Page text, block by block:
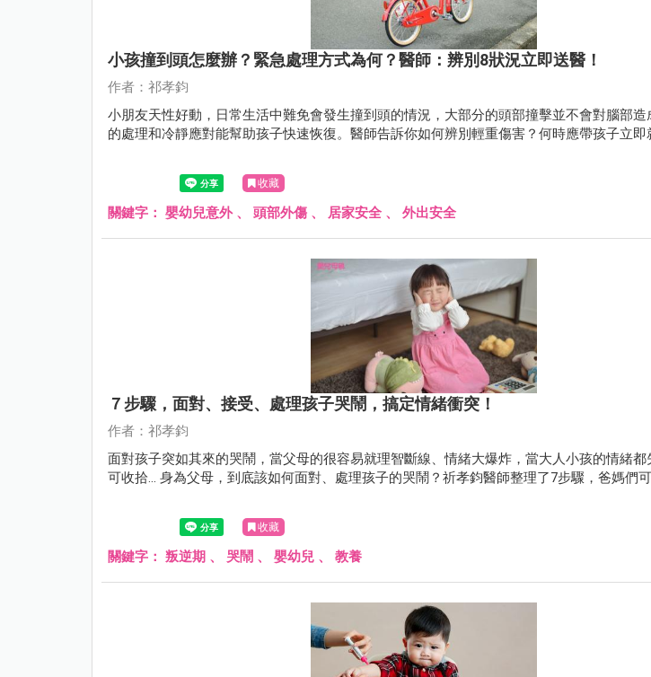
小孩撞到頭怎麼辦？緊急處理方式為何？醫師：辨別8狀況立即送醫！
作者：祁孝鈞
小朋友天性好動，日常生活中難免會發生撞到頭的情況，大部分的頭部撞擊並不會對腦部
的處理和冷靜應對能幫助孩子快速恢復。醫師告訴你如何辨別輕重傷害？何時應帶孩子立即
收藏
關鍵字： 嬰幼兒意外、 頭部外傷 、 居家安全 、 外出安全
７步驟，面對、接受、處理孩子哭鬧，搞定情緒衝突！
作者：祁孝鈞
面對孩子突如其來的哭鬧，當父母的很容易就理智斷線、情緒大爆炸，當大人小孩的情緒都
可收拾... 身為父母，到底該如何面對、處理孩子的哭鬧？祈孝鈞醫師整理了7步驟，爸媽們可
收藏
關鍵字： 叛逆期 、 哭鬧 、 嬰幼兒 、 教養